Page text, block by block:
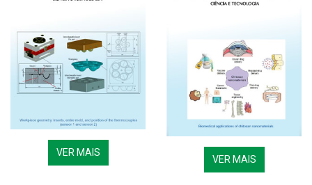
VER MAIS
VER MAIS